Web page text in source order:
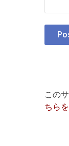
この
ちら